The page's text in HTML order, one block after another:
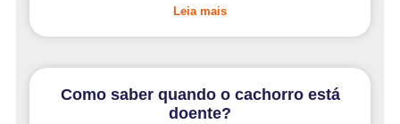
Leia mais
Como saber quando o cachorro está
doente?